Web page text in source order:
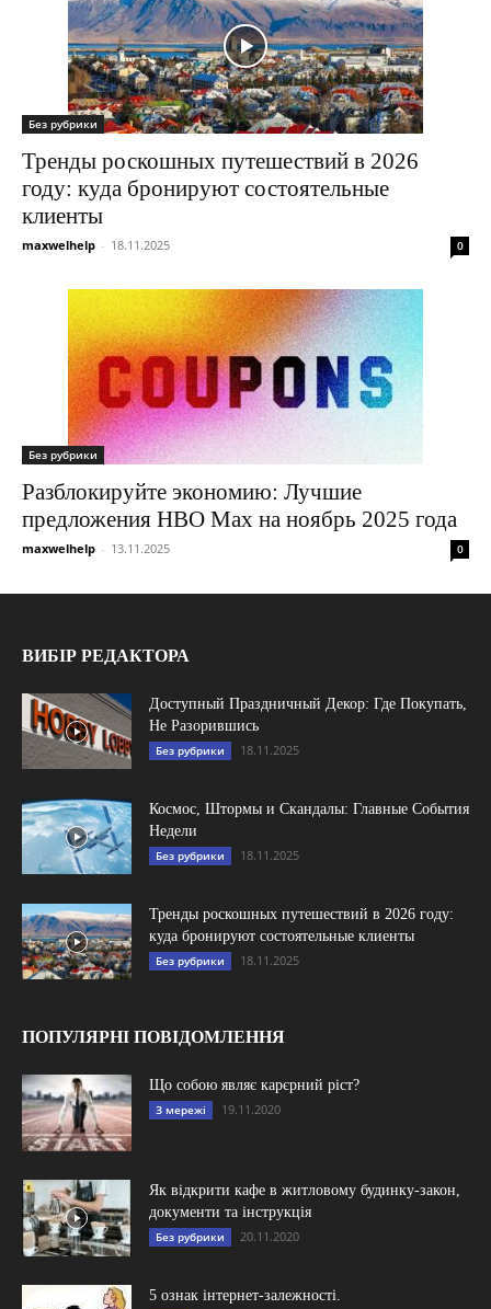
Без рубрики
Тренды роскошных путешествий в 2026
году: куда бронируют состоятельные
клиенты
maxwelhelp - 18.11.2025 0
Без рубрики
Разблокируйте экономию: Лучшие
предложения HBO Max на ноябрь 2025 года
maxwelhelp - 13.11.2025 0
ВИБІР РЕДАКТОРА
Доступный Праздничный Декор: Где Покупать,
Не Разорившись
Без рубрики 18.11.2025
Космос, Штормы и Скандалы: Главные События
Недели
Без рубрики 18.11.2025
Тренды роскошных путешествий в 2026 году:
куда бронируют состоятельные клиенты
Без рубрики 18.11.2025
ПОПУЛЯРНІ ПОВІДОМЛЕННЯ
Що собою являє карєрний ріст?
З мережі 19.11.2020
Як відкрити кафе в житловому будинку-закон,
документи та інструкція
Без рубрики 20.11.2020
5 ознак інтернет-залежності.